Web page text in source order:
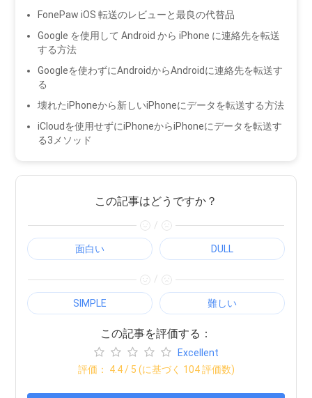
FonePaw iOS 転送のレビューと最良の代替品
Google を使用して Android から iPhone に連絡先を転送
する方法
Googleを使わずにAndroidからAndroidに連絡先を転送す
る
壊れたiPhoneから新しいiPhoneにデータを転送する方法
iCloudを使用せずにiPhoneからiPhoneにデータを転送す
る3メソッド
この記事はどうですか？
/
面白い DULL
/
SIMPLE 難しい
この記事を評価する：
Excellent
評価： 4.4/ 5 (に基づく 104評価数)